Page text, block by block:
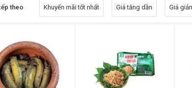
theo Khuyến mãi tốt nhất Giá tăng dần Giá